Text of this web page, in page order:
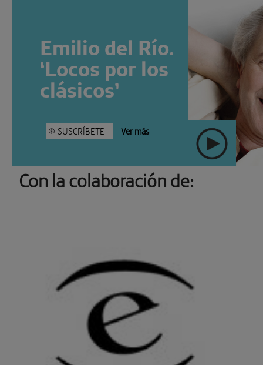
Emilio del Río.
‘Locos por los
clásicos’
SUSCRÍBETE Ver más
Con la colaboración de: